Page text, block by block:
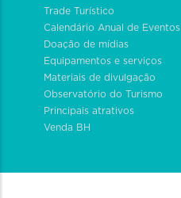
Trade Turístico
Calendário Anual de Eventos
Doação de mídias
Equipamentos e serviços
Materiais de divulgação
Observatório do Turismo
Principais atrativos
Venda BH